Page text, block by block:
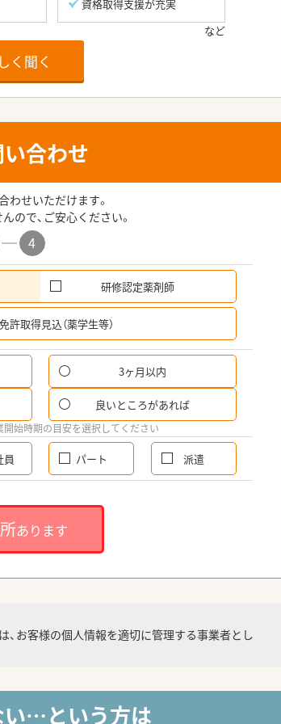
資格取得支援が充実
く聞く
合わせ
わせいただけます。
ので、ご安心ください。
4
研修認定薬剤師
許取得見込（薬学生等）
3ヶ月以内
良いところがあれば
始時期の目安を選択してください
員 パート 派遣
あります
、お客様の個人情報を適切に管理する事業者とし
い…という方は